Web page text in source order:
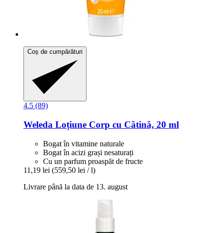
Coș de cumpărături
4.5 (89)
Weleda Loțiune Corp cu Cătină, 20 ml
Bogat în vitamine naturale
Bogat în acizi grași nesaturați
Cu un parfum proaspăt de fructe
11,19 lei (559,50 lei / l)
Livrare până la data de 13. august